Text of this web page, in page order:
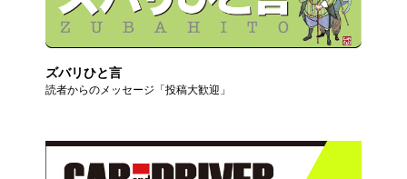
ズバリひと言
読者からのメッセージ「投稿大歓迎」